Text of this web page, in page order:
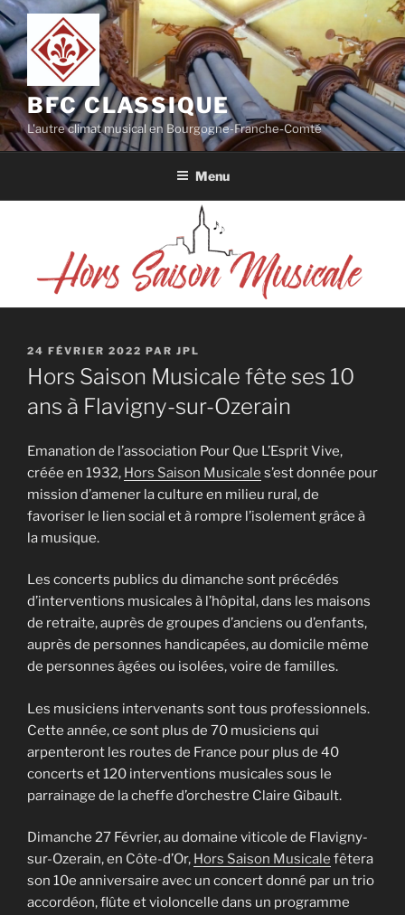
Aller
au
contenu
principal
BFC CLASSIQUE
L'autre climat musical en Bourgogne-Franche-Comté
Menu
PUBLIÉ
LE
24 FÉVRIER 2022 PAR JPL
Hors Saison Musicale fête ses 10
ans à Flavigny-sur-Ozerain
Emanation de l’association Pour Que L’Esprit Vive,
créée en 1932, Hors Saison Musicale s’est donnée pour
mission d’amener la culture en milieu rural, de
favoriser le lien social et à rompre l’isolement grâce à
la musique.
Les concerts publics du dimanche sont précédés
d’interventions musicales à l’hôpital, dans les maisons
de retraite, auprès de groupes d’anciens ou d’enfants,
auprès de personnes handicapées, au domicile même
de personnes âgées ou isolées, voire de familles.
Les musiciens intervenants sont tous professionnels.
Cette année, ce sont plus de 70 musiciens qui
arpenteront les routes de France pour plus de 40
concerts et 120 interventions musicales sous le
parrainage de la cheffe d’orchestre Claire Gibault.
Dimanche 27 Février, au domaine viticole de Flavigny-
sur-Ozerain, en Côte-d’Or, Hors Saison Musicale fêtera
son 10e anniversaire avec un concert donné par un trio
accordéon, flûte et violoncelle dans un programme